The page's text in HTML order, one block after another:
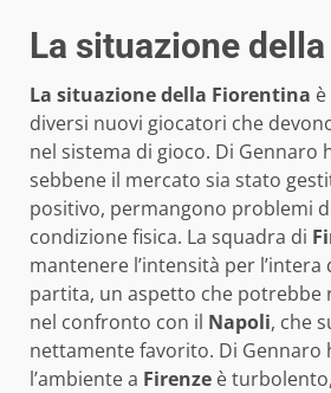
La situazione
La situazione della Fiorentina
diversi nuovi giocatori che
nel sistema di gioco. Di Gennaro
sebbene il mercato sia stato
positivo, permangono problemi
condizione fisica. La squadra di
mantenere l’intensità per l’intera
partita, un aspetto che potrebbe
nel confronto con il Napoli, che
nettamente favorito. Di Gennaro
l’ambiente a Firenze è